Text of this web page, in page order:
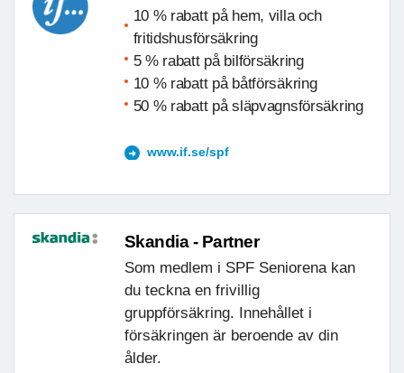
10 % rabatt på hem, villa och
fritidshusförsäkring
5 % rabatt på bilförsäkring
10 % rabatt på båtförsäkring
50 % rabatt på släpvagnsförsäkring
www.if.se/spf
Skandia - Partner
Som medlem i SPF Seniorena kan
du teckna en frivillig
gruppförsäkring. Innehållet i
försäkringen är beroende av din
ålder.